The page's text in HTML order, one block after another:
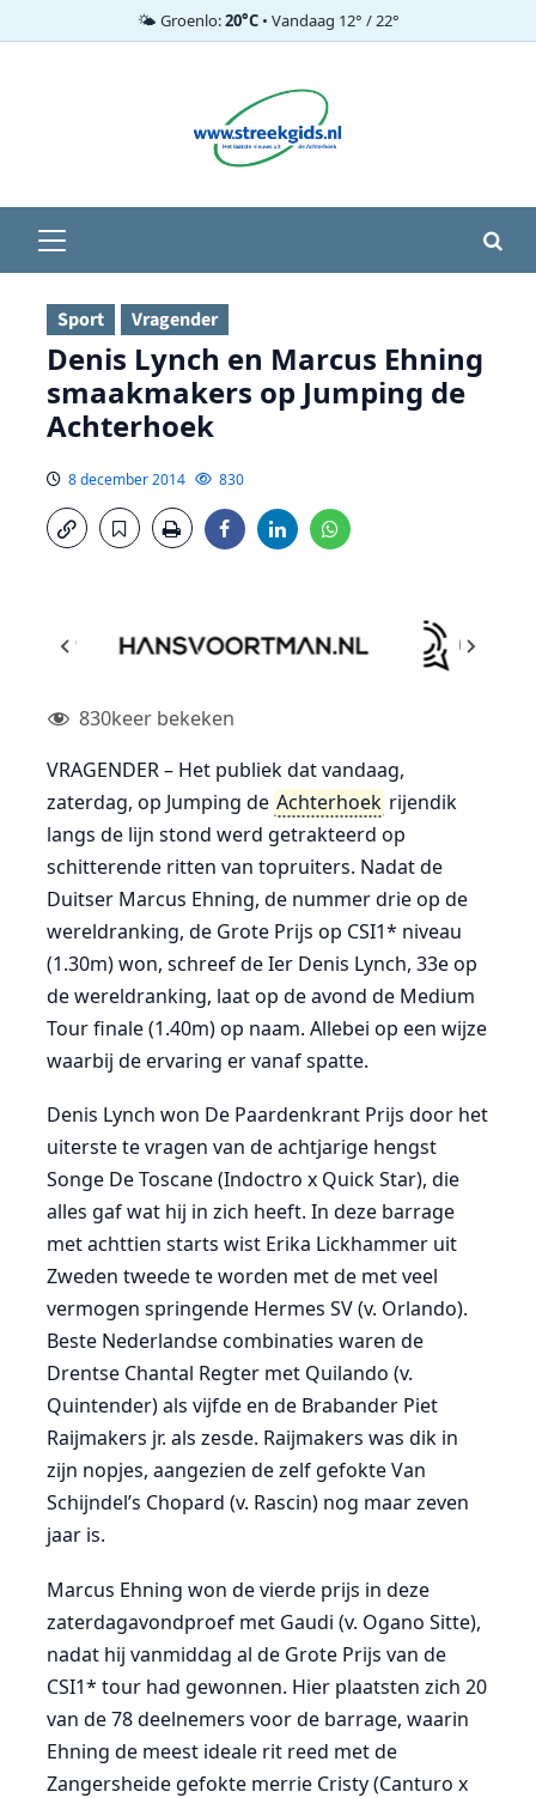
🌤️ Groenlo:20°C• Vandaag 12° / 22°
menu
Sport Vragender
Denis Lynch en Marcus Ehning
smaakmakers op Jumping de
Achterhoek
8 december 2014 830
830keer bekeken
VRAGENDER – Het publiek dat vandaag,
zaterdag, op Jumping de Achterhoek rijendik
langs de lijn stond werd getrakteerd op
schitterende ritten van topruiters. Nadat de
Duitser Marcus Ehning, de nummer drie op de
wereldranking, de Grote Prijs op CSI1* niveau
(1.30m) won, schreef de Ier Denis Lynch, 33e op
de wereldranking, laat op de avond de Medium
Tour finale (1.40m) op naam. Allebei op een wijze
waarbij de ervaring er vanaf spatte.
Denis Lynch won De Paardenkrant Prijs door het
uiterste te vragen van de achtjarige hengst
Songe De Toscane (Indoctro x Quick Star), die
alles gaf wat hij in zich heeft. In deze barrage
met achttien starts wist Erika Lickhammer uit
Zweden tweede te worden met de met veel
vermogen springende Hermes SV (v. Orlando).
Beste Nederlandse combinaties waren de
Drentse Chantal Regter met Quilando (v.
Quintender) als vijfde en de Brabander Piet
Raijmakers jr. als zesde. Raijmakers was dik in
zijn nopjes, aangezien de zelf gefokte Van
Schijndel’s Chopard (v. Rascin) nog maar zeven
jaar is.
Marcus Ehning won de vierde prijs in deze
zaterdagavondproef met Gaudi (v. Ogano Sitte),
nadat hij vanmiddag al de Grote Prijs van de
CSI1* tour had gewonnen. Hier plaatsten zich 20
van de 78 deelnemers voor de barrage, waarin
Ehning de meest ideale rit reed met de
Zangersheide gefokte merrie Cristy (Canturo x